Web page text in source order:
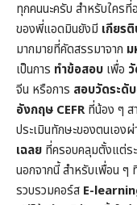
ทุกคนนะครับ สำหรับใคร
ของพี่แอดมินยังมี เกียร
มากมายที่คัดสรรมาจาก
เป็นการ ทำข้อสอบ เพื่อ
จีน หรือการ สอบวัดระดั
อังกฤษ CEFRที่น้อง ๆ ส
ประเมินทักษะของตนเองผ่
เฉลย ที่ครอบคลุมตั้งแต่ร
นอกจากนี้ สำหรับเพื่อน ๆ
รวบรวมคอร์ส E-